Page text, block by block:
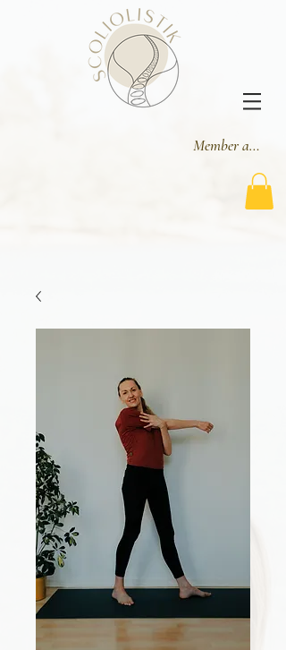
Member area